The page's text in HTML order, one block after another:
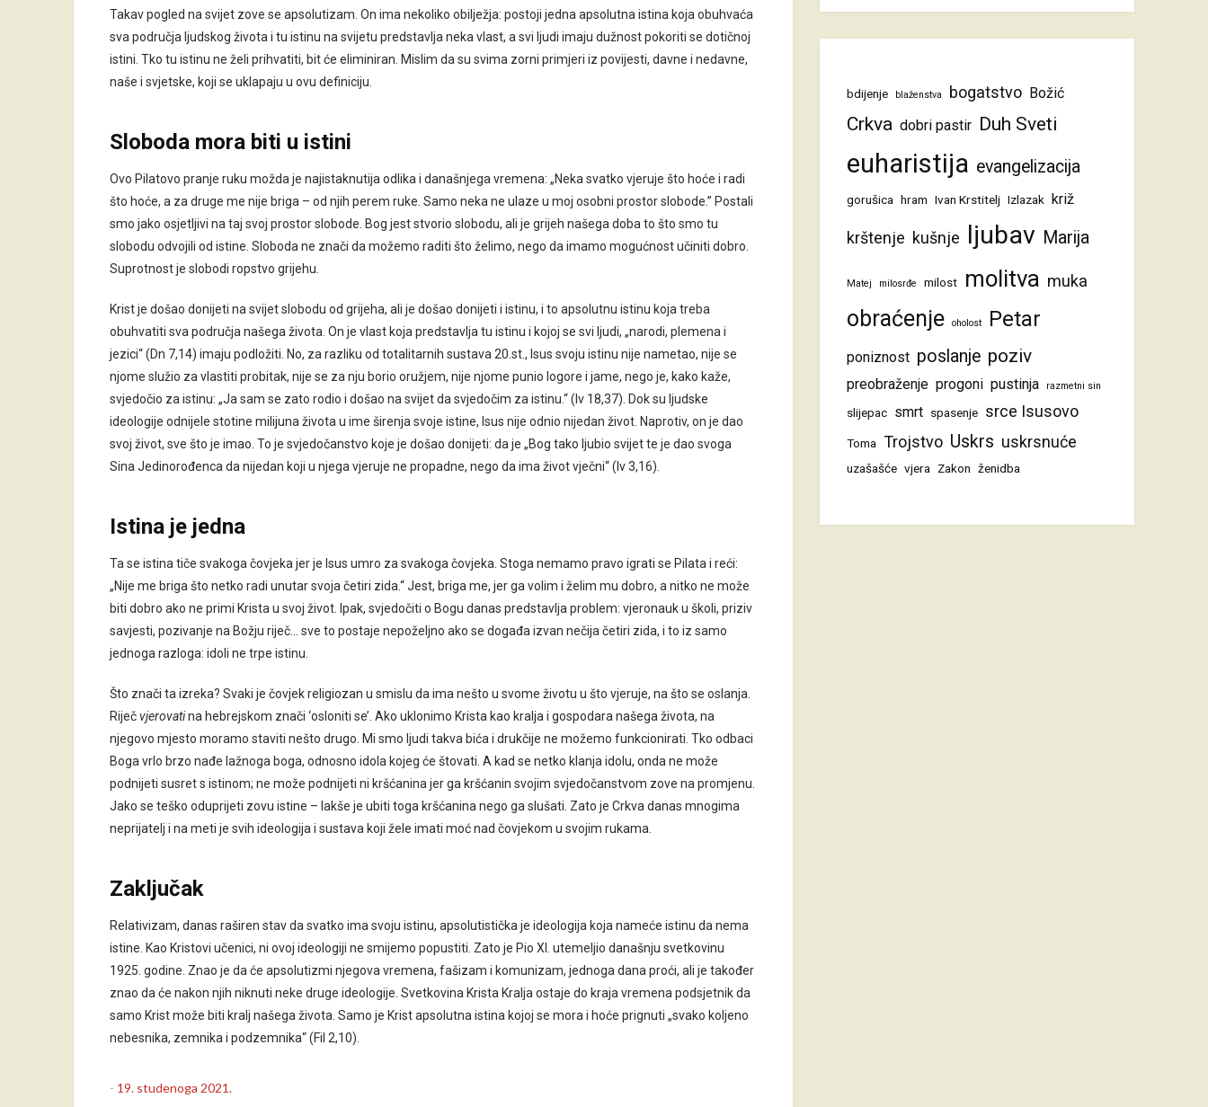
Takav pogled na svijet zove se apsolutizam. On ima nekoliko obilježja: postoji jedna apsolutna istina koja obuhvaća
sva područja ljudskog života i tu istinu na svijetu predstavlja neka vlast, a svi ljudi imaju dužnost pokoriti se dotičnoj
istini. Tko tu istinu ne želi prihvatiti, bit će eliminiran. Mislim da su svima zorni primjeri iz povijesti, davne i nedavne,
naše i svjetske, koji se uklapaju u ovu definiciju.
Sloboda mora biti u istini
Ovo Pilatovo pranje ruku možda je najistaknutija odlika i današnjega vremena: „Neka svatko vjeruje što hoće i radi
što hoće, a za druge me nije briga – od njih perem ruke. Samo neka ne ulaze u moj osobni prostor slobode.” Postali
smo jako osjetljivi na taj svoj prostor slobode. Bog jest stvorio slobodu, ali je grijeh našega doba to što smo tu
slobodu odvojili od istine. Sloboda ne znači da možemo raditi što želimo, nego da imamo mogućnost učiniti dobro.
Suprotnost je slobodi ropstvo grijehu.
Krist je došao donijeti na svijet slobodu od grijeha, ali je došao donijeti i istinu, i to apsolutnu istinu koja treba
obuhvatiti sva područja našega života. On je vlast koja predstavlja tu istinu i kojoj se svi ljudi, „narodi, plemena i
jezici“ (Dn 7,14) imaju podložiti. No, za razliku od totalitarnih sustava 20.st., Isus svoju istinu nije nametao, nije se
njome služio za vlastiti probitak, nije se za nju borio oružjem, nije njome punio logore i jame, nego je, kako kaže,
svjedočio za istinu: „Ja sam se zato rodio i došao na svijet da svjedočim za istinu.“ (Iv 18,37). Dok su ljudske
ideologije odnijele stotine milijuna života u ime širenja svoje istine, Isus nije odnio nijedan život. Naprotiv, on je dao
svoj život, sve što je imao. To je svjedočanstvo koje je došao donijeti: da je „Bog tako ljubio svijet te je dao svoga
Sina Jedinorođenca da nijedan koji u njega vjeruje ne propadne, nego da ima život vječni“ (Iv 3,16).
Istina je jedna
Ta se istina tiče svakoga čovjeka jer je Isus umro za svakoga čovjeka. Stoga nemamo pravo igrati se Pilata i reći:
„Nije me briga što netko radi unutar svoja četiri zida.“ Jest, briga me, jer ga volim i želim mu dobro, a nitko ne može
biti dobro ako ne primi Krista u svoj život. Ipak, svjedočiti o Bogu danas predstavlja problem: vjeronauk u školi, priziv
savjesti, pozivanje na Božju riječ… sve to postaje nepoželjno ako se događa izvan nečija četiri zida, i to iz samo
jednoga razloga: idoli ne trpe istinu.
Što znači ta izreka? Svaki je čovjek religiozan u smislu da ima nešto u svome životu u što vjeruje, na što se oslanja.
Riječvjerovatina hebrejskom znači ‘osloniti se’. Ako uklonimo Krista kao kralja i gospodara našega života, na
njegovo mjesto moramo staviti nešto drugo. Mi smo ljudi takva bića i drukčije ne možemo funkcionirati. Tko odbaci
Boga vrlo brzo nađe lažnoga boga, odnosno idola kojeg će štovati. A kad se netko klanja idolu, onda ne može
podnijeti susret s istinom; ne može podnijeti ni kršćanina jer ga kršćanin svojim svjedočanstvom zove na promjenu.
Jako se teško oduprijeti zovu istine – lakše je ubiti toga kršćanina nego ga slušati. Zato je Crkva danas mnogima
neprijatelj i na meti je svih ideologija i sustava koji žele imati moć nad čovjekom u svojim rukama.
Zaključak
Relativizam, danas raširen stav da svatko ima svoju istinu, apsolutistička je ideologija koja nameće istinu da nema
istine. Kao Kristovi učenici, ni ovoj ideologiji ne smijemo popustiti. Zato je Pio XI. utemeljio današnju svetkovinu
1925. godine. Znao je da će apsolutizmi njegova vremena, fašizam i komunizam, jednoga dana proći, ali je također
znao da će nakon njih niknuti neke druge ideologije. Svetkovina Krista Kralja ostaje do kraja vremena podsjetnik da
samo Krist može biti kralj našega života. Samo je Krist apsolutna istina kojoj se mora i hoće prignuti „svako koljeno
nebesnika, zemnika i podzemnika“ (Fil 2,10).
- 19. studenoga 2021.
bdijenje blaženstva bogatstvo Božić
Crkva dobri pastir Duh Sveti
euharistija evangelizacija
gorušica hram Ivan Krstitelj Izlazak križ
krštenje kušnje ljubav Marija
Matej milosrđe milost molitva muka
obraćenje oholost Petar
poniznost poslanje poziv
preobraženje progoni pustinja razmetni sin
slijepac smrt spasenje srce Isusovo
Toma Trojstvo Uskrs uskrsnuće
uzašašće vjera Zakon ženidba